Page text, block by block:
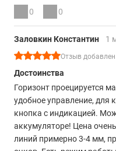
0 0
Заловкин Константин 1
Отзыв
Достоинства
Горизонт проецируется
удобное управление, для
кнопка с индикацией.
аккумуляторе! Цена
линий примерно 3-4 мм,